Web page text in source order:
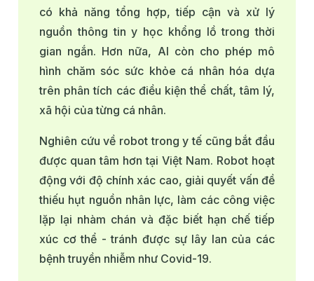
có khả năng tổng hợp, tiếp cận và xử lý
nguồn thông tin y học khổng lồ trong thời
gian ngắn. Hơn nữa, AI còn cho phép mô
hình chăm sóc sức khỏe cá nhân hóa dựa
trên phân tích các điều kiện thể chất, tâm lý,
xã hội của từng cá nhân.
Nghiên cứu về robot trong y tế cũng bắt đầu
được quan tâm hơn tại Việt Nam. Robot hoạt
động với độ chính xác cao, giải quyết vấn đề
thiếu hụt nguồn nhân lực, làm các công việc
lặp lại nhàm chán và đặc biết hạn chế tiếp
xúc cơ thể - tránh được sự lây lan của các
bệnh truyền nhiễm như Covid-19.